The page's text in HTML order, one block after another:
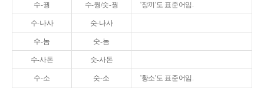
수-꿩 수-퀑/숫-꿩 '장끼'도 표준어임.
수-나사 숫-나사
수-놈 숫-놈
수-사돈 숫-사돈
수-소 숫-소 '황소'도 표준어임.